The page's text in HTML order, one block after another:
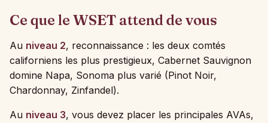
Ce que le WSET attend de vous
Au niveau 2, reconnaissance : les deux comtés
californiens les plus prestigieux, Cabernet Sauvignon
domine Napa, Sonoma plus varié (Pinot Noir,
Chardonnay, Zinfandel).
Au niveau 3, vous devez placer les principales AVAs,